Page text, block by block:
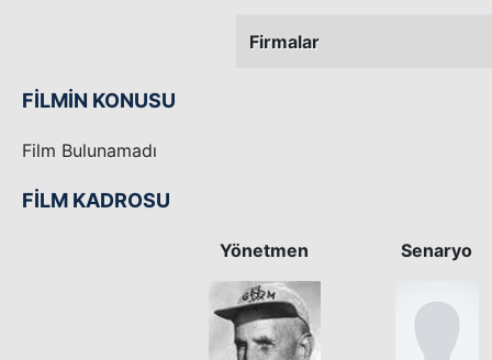
Firmalar
FİLMİN KONUSU
Film Bulunamadı
FİLM KADROSU
Yönetmen Senaryo